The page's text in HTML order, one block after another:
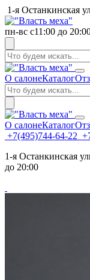
1-я Останкинская
пн-вс с11:00 до
О салонеКаталог
О салонеКаталог
+7(495)744-64-22
1-я Останкинская
до 20:00